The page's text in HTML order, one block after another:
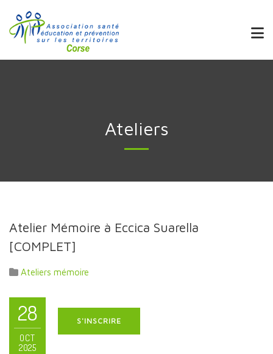
Ateliers
Atelier Mémoire à Eccica Suarella
[COMPLET]
Ateliers mémoire
28
OCT
2025
S'INSCRIRE